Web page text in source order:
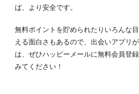
ば、より安全です。
無料ポイントを貯められたりいろんな
える面白さもあるので、出会いアプリ
は、ぜひハッピーメールに無料会員登
みてください！